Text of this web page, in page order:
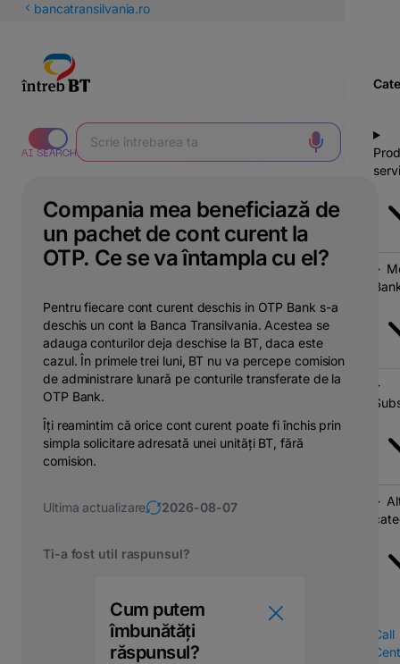
latineștibancatransilvania.ro
Call
Compania mea beneficiază de
un pachet de cont curent la
OTP. Ce se va întampla cu el?
Pentru fiecare cont curent deschis in OTP Bank s-a
deschis un cont la Banca Transilvania. Acestea se
adauga conturilor deja deschise la BT, daca este
cazul. În primele trei luni, BT nu va percepe comision
de administrare lunară pe conturile transferate de la
OTP Bank.
Îți reamintim că orice cont curent poate fi închis prin
simpla solicitare adresată unei unități BT, fără
comision.
Ultima actualizare 2026-08-07
Ti-a fost util raspunsul?
Cum putem
îmbunătăți
răspunsul?